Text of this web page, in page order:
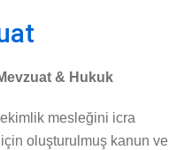
& Hukuk
mesleğini icra
oluşturulmuş kanun ve